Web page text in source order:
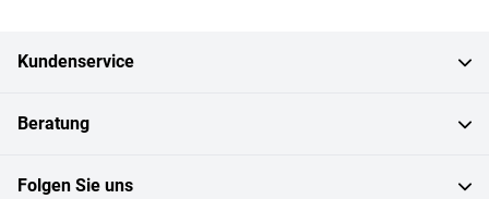
Kundenservice
Beratung
Folgen Sie uns